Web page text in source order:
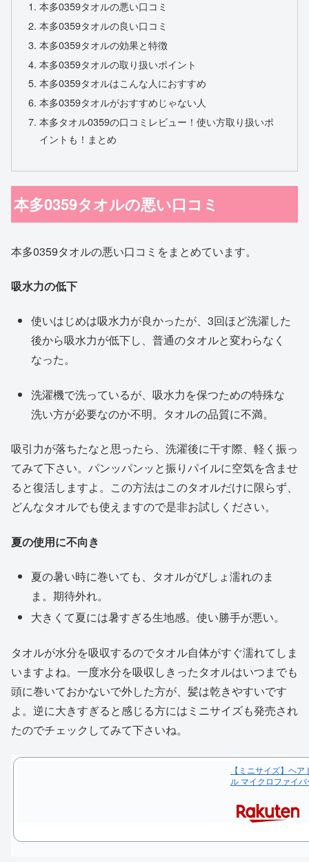
本多0359タオルの悪い口コミ
本多0359タオルの良い口コミ
本多0359タオルの効果と特徴
本多0359タオルの取り扱いポイント
本多0359タオルはこんな人におすすめ
本多0359タオルがおすすめじゃない人
本多タオル0359の口コミレビュー！使い方取り扱いポ
イントも！まとめ
本多0359タオルの悪い口コミ
本多0359タオルの悪い口コミをまとめています。
吸水力の低下
使いはじめは吸水力が良かったが、3回ほど洗濯した
後から吸水力が低下し、普通のタオルと変わらなく
なった。
洗濯機で洗っているが、吸水力を保つための特殊な
洗い方が必要なのか不明。タオルの品質に不満。
吸引力が落ちたなと思ったら、洗濯後に干す際、軽く振っ
てみて下さい。パンッパンッと振りパイルに空気を含ませ
ると復活しますよ。この方法はこのタオルだけに限らず、
どんなタオルでも使えますので是非お試しください。
夏の使用に不向き
夏の暑い時に巻いても、タオルがびしょ濡れのま
ま。期待外れ。
大きくて夏には暑すぎる生地感。使い勝手が悪い。
タオルが水分を吸収するのでタオル自体がすぐ濡れてしま
いますよね。一度水分を吸収しきったタオルはいつまでも
頭に巻いておかないで外した方が、髪は乾きやすいです
よ。逆に大きすぎると感じる方にはミニサイズも発売され
たのでチェックしてみて下さいね。
【ミニサイズ】ヘ
ル マイクロファイ